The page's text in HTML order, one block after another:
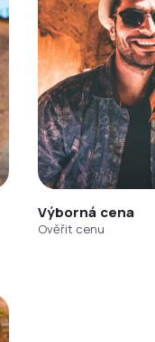
Výborná cena
Ověřit cenu